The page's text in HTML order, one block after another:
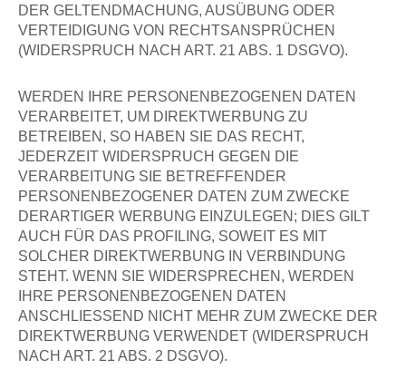
DER GELTENDMACHUNG, AUSÜBUNG ODER
VERTEIDIGUNG VON RECHTSANSPRÜCHEN
(WIDERSPRUCH NACH ART. 21 ABS. 1 DSGVO).
WERDEN IHRE PERSONENBEZOGENEN DATEN
VERARBEITET, UM DIREKTWERBUNG ZU
BETREIBEN, SO HABEN SIE DAS RECHT,
JEDERZEIT WIDERSPRUCH GEGEN DIE
VERARBEITUNG SIE BETREFFENDER
PERSONENBEZOGENER DATEN ZUM ZWECKE
DERARTIGER WERBUNG EINZULEGEN; DIES GILT
AUCH FÜR DAS PROFILING, SOWEIT ES MIT
SOLCHER DIREKTWERBUNG IN VERBINDUNG
STEHT. WENN SIE WIDERSPRECHEN, WERDEN
IHRE PERSONENBEZOGENEN DATEN
ANSCHLIESSEND NICHT MEHR ZUM ZWECKE DER
DIREKTWERBUNG VERWENDET (WIDERSPRUCH
NACH ART. 21 ABS. 2 DSGVO).